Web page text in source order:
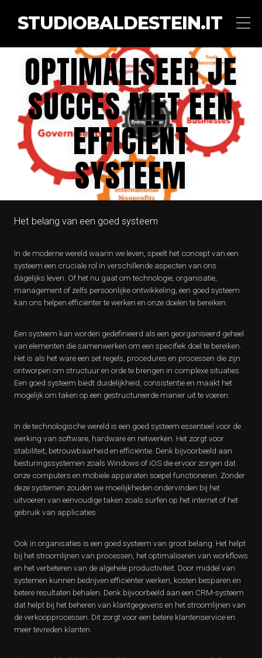
STUDIOBALDESTEIN.IT
OPTIMALISEER JE
SUCCES MET EEN
EFFICIËNT
SYSTEEM
Het belang van een goed systeem
In de moderne wereld waarin we leven, speelt het concept van een
systeem een cruciale rol in verschillende aspecten van ons
dagelijks leven. Of het nu gaat om technologie, organisatie,
management of zelfs persoonlijke ontwikkeling, een goed systeem
kan ons helpen efficiënter te werken en onze doelen te bereiken.
Een systeem kan worden gedefinieerd als een georganiseerd geheel
van elementen die samenwerken om een specifiek doel te bereiken.
Het is als het ware een set regels, procedures en processen die zijn
ontworpen om structuur en orde te brengen in complexe situaties.
Een goed systeem biedt duidelijkheid, consistentie en maakt het
mogelijk om taken op een gestructureerde manier uit te voeren.
In de technologische wereld is een goed systeem essentieel voor de
werking van software, hardware en netwerken. Het zorgt voor
stabiliteit, betrouwbaarheid en efficiëntie. Denk bijvoorbeeld aan
besturingssystemen zoals Windows of iOS die ervoor zorgen dat
onze computers en mobiele apparaten soepel functioneren. Zonder
deze systemen zouden we moeilijkheden ondervinden bij het
uitvoeren van eenvoudige taken zoals surfen op het internet of het
gebruik van applicaties.
Ook in organisaties is een goed systeem van groot belang. Het helpt
bij het stroomlijnen van processen, het optimaliseren van workflows
en het verbeteren van de algehele productiviteit. Door middel van
systemen kunnen bedrijven efficiënter werken, kosten besparen en
betere resultaten behalen. Denk bijvoorbeeld aan een CRM-systeem
dat helpt bij het beheren van klantgegevens en het stroomlijnen van
de verkoopprocessen. Dit zorgt voor een betere klantenservice en
meer tevreden klanten.